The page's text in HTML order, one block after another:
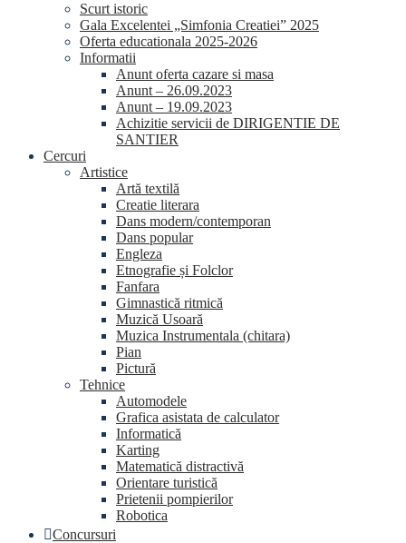
Scurt istoric
Gala Excelentei „Simfonia Creatiei” 2025
Oferta educationala 2025-2026
Informatii
Anunt oferta cazare si masa
Anunt – 26.09.2023
Anunt – 19.09.2023
Achizitie servicii de DIRIGENTIE DE
SANTIER
Cercuri
Artistice
Artă textilă
Creatie literara
Dans modern/contemporan
Dans popular
Engleza
Etnografie și Folclor
Fanfara
Gimnastică ritmică
Muzică Usoară
Muzica Instrumentala (chitara)
Pian
Pictură
Tehnice
Automodele
Grafica asistata de calculator
Informatică
Karting
Matematică distractivă
Orientare turistică
Prietenii pompierilor
Robotica
Concursuri